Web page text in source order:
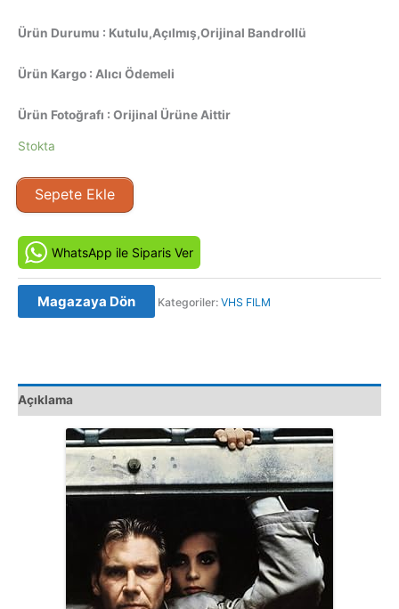
Ürün Durumu : Kutulu,Açılmış,Orijinal Bandrollü
Ürün Kargo : Alıcı Ödemeli
Ürün Fotoğrafı : Orijinal Ürüne Aittir
Stokta
Çılgın
-
(1988)
Orjinal
Vhs
Kaset
Sepete Ekle
WhatsApp ile Siparis Ver
Magazaya Dön Kategoriler: VHS FILM
Açıklama